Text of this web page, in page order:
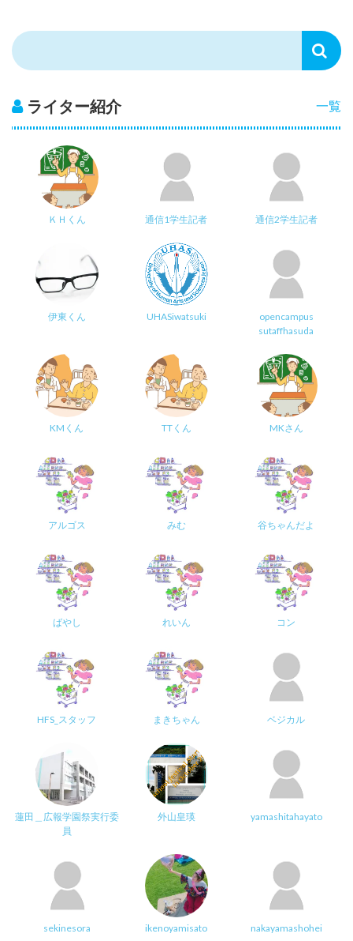
一覧
ライター紹介
ＫＨくん 通信1学生記者 通信2学生記者
伊東くん UHASiwatsuki
opencampus
sutaffhasuda
KMくん TTくん MKさん
アルゴス みむ 谷ちゃんだよ
ばやし れいん コン
HFS_スタッフ まきちゃん ベジカル
蓮田＿広報学園祭実行委
員
外山皇瑛 yamashitahayato
sekinesora ikenoyamisato nakayamashohei